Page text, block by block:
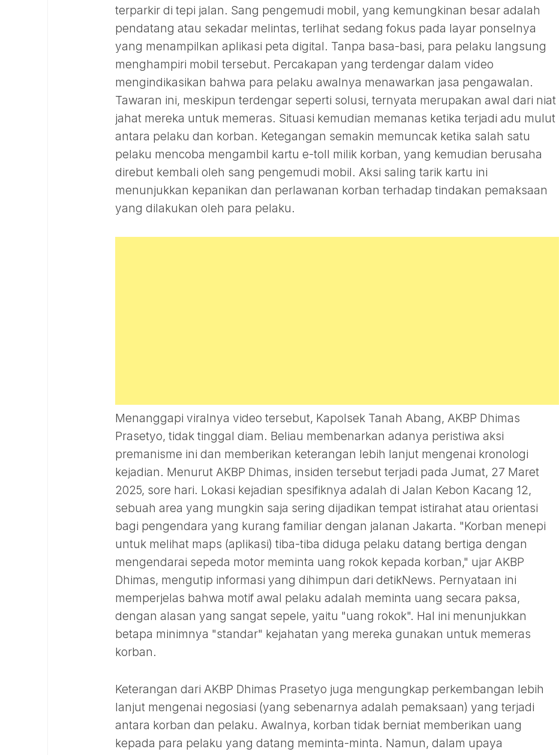
terparkir di tepi jalan. Sang pengemudi mobil, yang kemungkinan besar adalah
pendatang atau sekadar melintas, terlihat sedang fokus pada layar ponselnya
yang menampilkan aplikasi peta digital. Tanpa basa-basi, para pelaku langsung
menghampiri mobil tersebut. Percakapan yang terdengar dalam video
mengindikasikan bahwa para pelaku awalnya menawarkan jasa pengawalan.
Tawaran ini, meskipun terdengar seperti solusi, ternyata merupakan awal dari niat
jahat mereka untuk memeras. Situasi kemudian memanas ketika terjadi adu mulut
antara pelaku dan korban. Ketegangan semakin memuncak ketika salah satu
pelaku mencoba mengambil kartu e-toll milik korban, yang kemudian berusaha
direbut kembali oleh sang pengemudi mobil. Aksi saling tarik kartu ini
menunjukkan kepanikan dan perlawanan korban terhadap tindakan pemaksaan
yang dilakukan oleh para pelaku.
Menanggapi viralnya video tersebut, Kapolsek Tanah Abang, AKBP Dhimas
Prasetyo, tidak tinggal diam. Beliau membenarkan adanya peristiwa aksi
premanisme ini dan memberikan keterangan lebih lanjut mengenai kronologi
kejadian. Menurut AKBP Dhimas, insiden tersebut terjadi pada Jumat, 27 Maret
2025, sore hari. Lokasi kejadian spesifiknya adalah di Jalan Kebon Kacang 12,
sebuah area yang mungkin saja sering dijadikan tempat istirahat atau orientasi
bagi pengendara yang kurang familiar dengan jalanan Jakarta. "Korban menepi
untuk melihat maps (aplikasi) tiba-tiba diduga pelaku datang bertiga dengan
mengendarai sepeda motor meminta uang rokok kepada korban," ujar AKBP
Dhimas, mengutip informasi yang dihimpun dari detikNews. Pernyataan ini
memperjelas bahwa motif awal pelaku adalah meminta uang secara paksa,
dengan alasan yang sangat sepele, yaitu "uang rokok". Hal ini menunjukkan
betapa minimnya "standar" kejahatan yang mereka gunakan untuk memeras
korban.
Keterangan dari AKBP Dhimas Prasetyo juga mengungkap perkembangan lebih
lanjut mengenai negosiasi (yang sebenarnya adalah pemaksaan) yang terjadi
antara korban dan pelaku. Awalnya, korban tidak berniat memberikan uang
kepada para pelaku yang datang meminta-minta. Namun, dalam upaya